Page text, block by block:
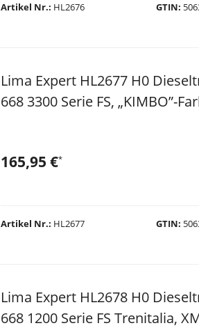
Artikel Nr. HL2676 GTIN
Lima Expert HL2677 H0
668 3300 Serie FS, „KIMBO”-
Artikel Nr. HL2677 GTIN
165,95 €*
Lima Expert HL2678 H0
668 1200 Serie FS Trenitalia,